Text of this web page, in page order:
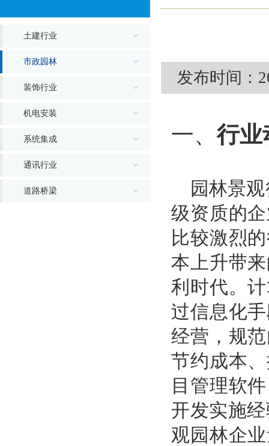
土建行业
市政园林
装饰行业
机电安装
系统集成
通讯行业
道路桥梁
发布时间：
一、行业
园林景
级资质的
比较激烈
本上升带
利时代。
过信息化
经营，规
节约成本
目管理软
开发实施
观园林企